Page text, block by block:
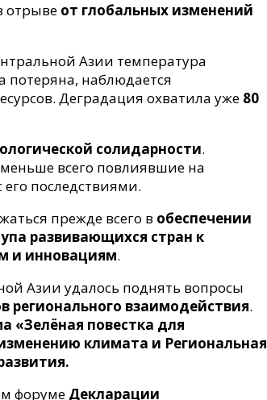
отрыве от глобальных изменений
Азии температура
потеряна, наблюдается
Деградация охватила уже 80
солидарности.
всего повлиявшие на
последствиями.
прежде всего в обеспечении
развивающихся стран к
и инновациям.
Азии удалось поднять вопросы
регионального взаимодействия.
«Зелёная повестка для
климата и Региональная
форуме Декларации